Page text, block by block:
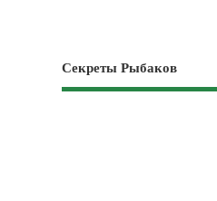
Секреты Рыбаков